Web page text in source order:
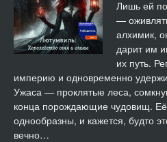
Лютумвиль. Королевство
Лютумвиль. Королевство
Лютумвиль. Королевство
Лютумвиль. Королевство
Лютумвиль. Королевство
Лишь ей
—
алхимик,
дарит им
их путь.
империю и одновременно
Ужаса — проклятые леса,
конца порождающие чудовищ.
однообразны, и кажется, будто
вечно…